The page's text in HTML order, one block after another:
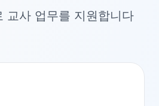
교사 업무를 지원합니다